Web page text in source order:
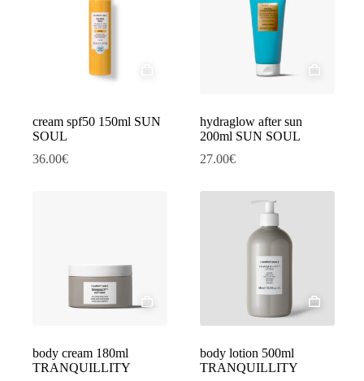
cream spf50 150ml SUN
SOUL
36.00€
hydraglow after sun
200ml SUN SOUL
27.00€
body cream 180ml
TRANQUILLITY
body lotion 500ml
TRANQUILLITY